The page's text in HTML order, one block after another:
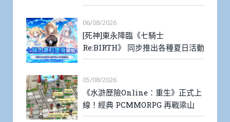
06/08/2026
[死神]東永降臨《七騎士
Re:BIRTH》 同步推出各種夏日活動
05/08/2026
《水滸歷險Online：重生》正式上
線！經典 PCMMORPG 再戰梁山